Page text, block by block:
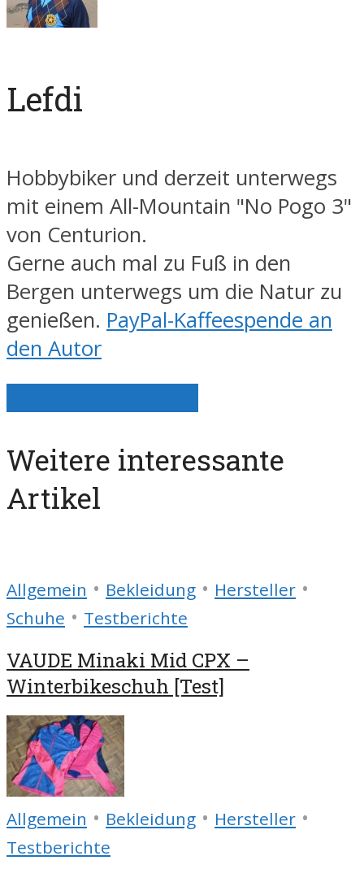
Lefdi
Hobbybiker und derzeit unterwegs
mit einem All-Mountain "No Pogo 3"
von Centurion.
Gerne auch mal zu Fuß in den
Bergen unterwegs um die Natur zu
genießen. PayPal-Kaffeespende an
den Autor
Weitere interessante
Artikel
Allgemein • Bekleidung • Hersteller •
Schuhe • Testberichte
VAUDE Minaki Mid CPX –
Winterbikeschuh [Test]
Allgemein • Bekleidung • Hersteller •
Testberichte